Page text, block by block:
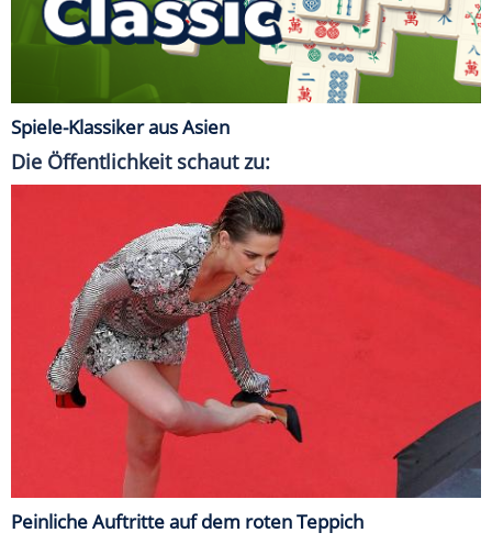
Spiele-Klassiker aus Asien
Die Öffentlichkeit schaut zu:
Peinliche Auftritte auf dem roten Teppich